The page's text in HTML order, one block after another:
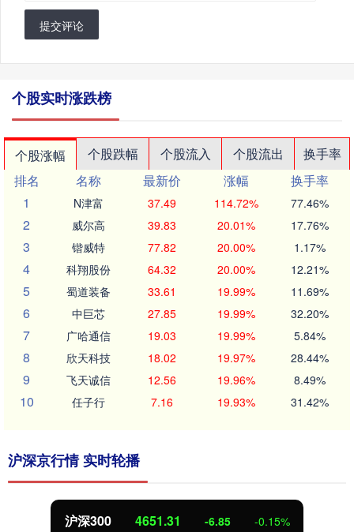
提交评论
个股实时涨跌榜
个股涨幅 个股跌幅 个股流入 个股流出
换手率
排名
名称 最新价 涨幅
换手率
1
N津富 37.49 114.72% 77.46%
2 威尔高 39.83 20.01% 17.76%
3 锴威特 77.82 20.00% 1.17%
4 科翔股份 64.32 20.00% 12.21%
5 蜀道装备 33.61 19.99% 11.69%
6 中巨芯 27.85 19.99% 32.20%
7 广哈通信 19.03 19.99% 5.84%
8 欣天科技 18.02 19.97% 28.44%
9 飞天诚信 12.56 19.96% 8.49%
10 任子行 7.16 19.93% 31.42%
沪深京行情 实时轮播
沪深300 4651.31 -6.85 -0.15%